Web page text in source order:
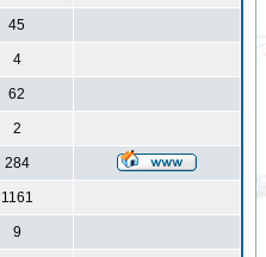
45
4
62
2
284
1161
9